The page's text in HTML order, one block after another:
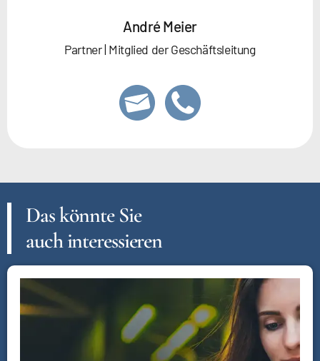
André Meier
Partner | Mitglied der Geschäftsleitung
Das könnte Sie
auch interessieren